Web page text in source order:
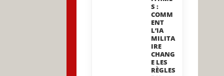
S :
COMM
ENT
L’IA
MILITA
IRE
CHANG
E LES
RÈGLES